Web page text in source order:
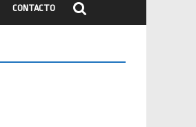
CONTACTO